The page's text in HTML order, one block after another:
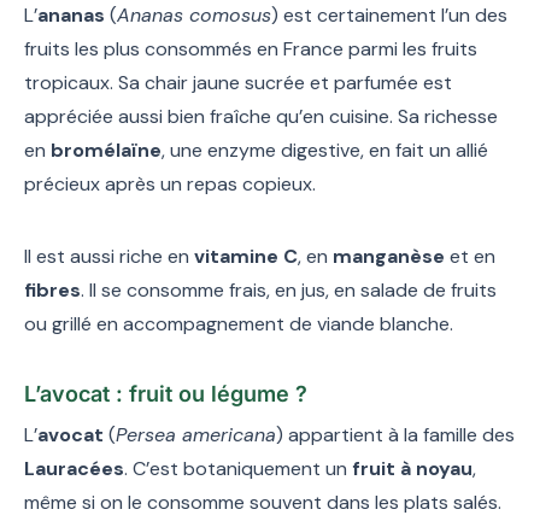
L’ananas (Ananas comosus) est certainement l’un des
fruits les plus consommés en France parmi les fruits
tropicaux. Sa chair jaune sucrée et parfumée est
appréciée aussi bien fraîche qu’en cuisine. Sa richesse
en bromélaïne, une enzyme digestive, en fait un allié
précieux après un repas copieux.
Il est aussi riche en vitamine C, en manganèse et en
fibres. Il se consomme frais, en jus, en salade de fruits
ou grillé en accompagnement de viande blanche.
L’avocat : fruit ou légume ?
L’avocat (Persea americana) appartient à la famille des
Lauracées. C’est botaniquement un fruit à noyau,
même si on le consomme souvent dans les plats salés.